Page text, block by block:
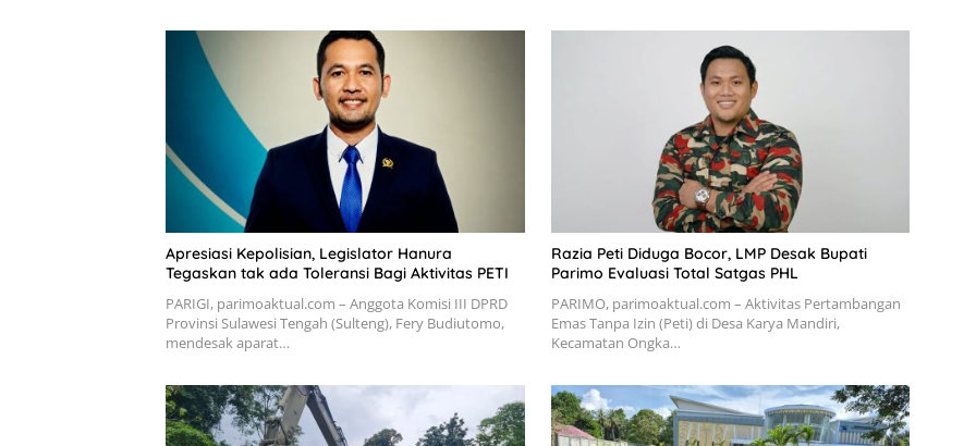
Apresiasi Kepolisian, Legislator Hanura
Tegaskan tak ada Toleransi Bagi Aktivitas PETI
PARIGI, parimoaktual.com – Anggota Komisi III DPRD
Provinsi Sulawesi Tengah (Sulteng), Fery Budiutomo,
mendesak aparat…
Razia Peti Diduga Bocor, LMP Desak Bupati
Parimo Evaluasi Total Satgas PHL
PARIMO, parimoaktual.com – Aktivitas Pertambangan
Emas Tanpa Izin (Peti) di Desa Karya Mandiri,
Kecamatan Ongka…